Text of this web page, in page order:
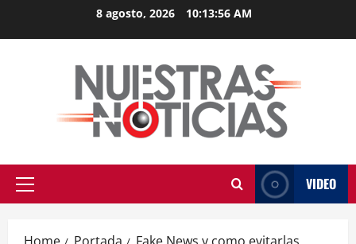
8 agosto, 2026 10:13:57 AM
Primary
VIDEO